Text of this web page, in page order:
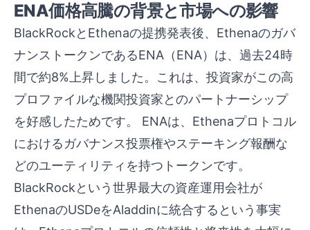
ENA価格高騰の背景と市場への影響
BlackRockとEthenaの提携発表後、Ethenaのガバ
ナンストークンであるENA（ENA）は、過去24時
間で約8%上昇しました。これは、投資家がこの高
プロファイルな機関投資家とのパートナーシップ
を好感したためです。 ENAは、Ethenaプロトコル
におけるガバナンス投票権やステーキング報酬な
どのユーティリティを持つトークンです。
BlackRockという世界最大の資産運用会社が
EthenaのUSDeをAladdinに統合するという事実